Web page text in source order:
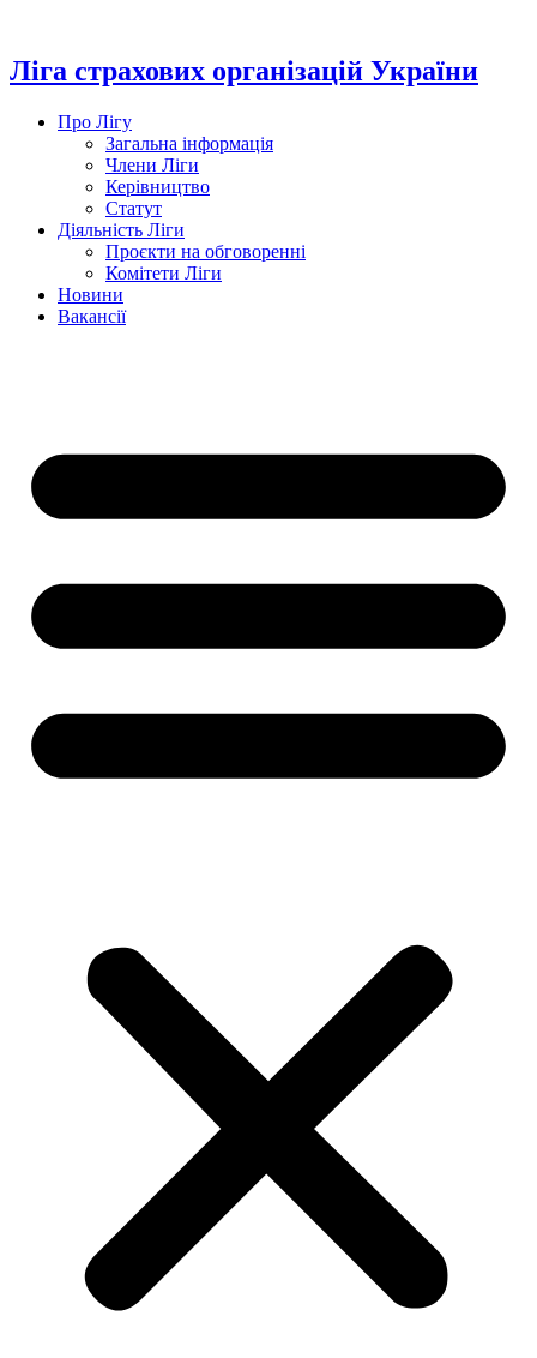
вмісту
Ліга страхових організацій України
Про Лігу
Загальна інформація
Члени Ліги
Керівництво
Статут
Діяльність Ліги
Проєкти на обговоренні
Комітети Ліги
Новини
Вакансії